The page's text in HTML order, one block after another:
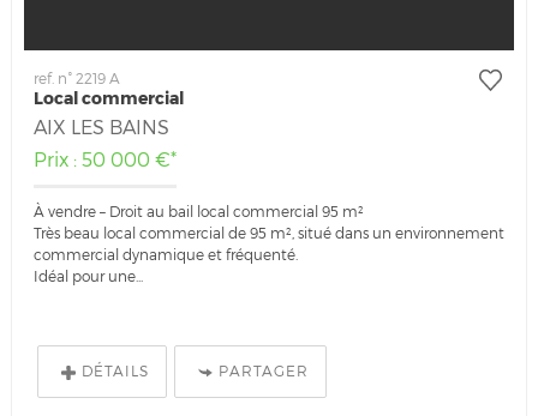
ref. n° 2219 A
Local commercial
AIX LES BAINS
Prix : 50 000 €*
À vendre – Droit au bail local commercial 95 m²
Très beau local commercial de 95 m², situé dans un environnement
commercial dynamique et fréquenté.
Idéal pour une...
DÉTAILS PARTAGER